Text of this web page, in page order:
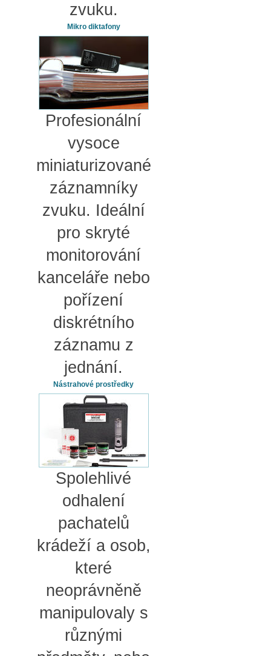
zvuku.
Mikro diktafony
Profesionální
vysoce
miniaturizované
záznamníky
zvuku. Ideální
pro skryté
monitorování
kanceláře nebo
pořízení
diskrétního
záznamu z
jednání.
Nástrahové prostředky
Spolehlivé
odhalení
pachatelů
krádeží a osob,
které
neoprávněně
manipulovaly s
různými